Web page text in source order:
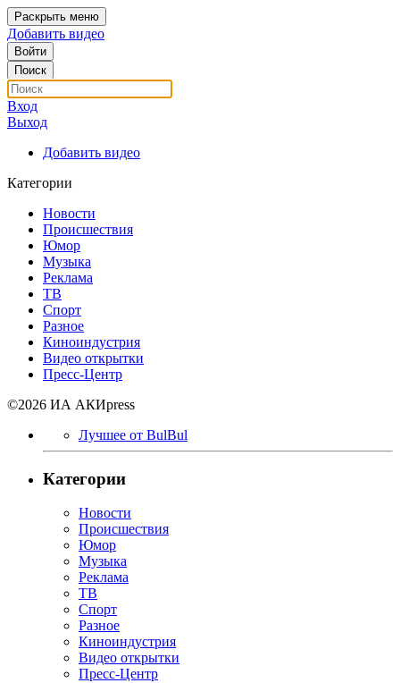
Раскрыть меню
Добавить видео
Войти
Поиск
Вход
Выход
Добавить видео
Категории
Новости
Происшествия
Юмор
Музыка
Реклама
ТВ
Спорт
Разное
Киноиндустрия
Видео открытки
Пресс-Центр
©2026 ИА АКИpress
Лучшее от BulBul
Категории
Новости
Происшествия
Юмор
Музыка
Реклама
ТВ
Спорт
Разное
Киноиндустрия
Видео открытки
Пресс-Центр